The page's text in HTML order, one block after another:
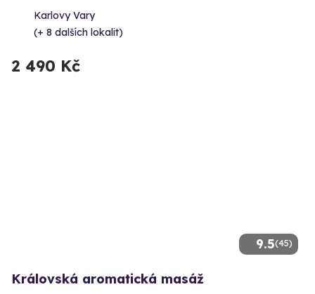
Karlovy Vary
(+ 8 dalších lokalit)
2 490 Kč
9.5(45)
Královská aromatická masáž